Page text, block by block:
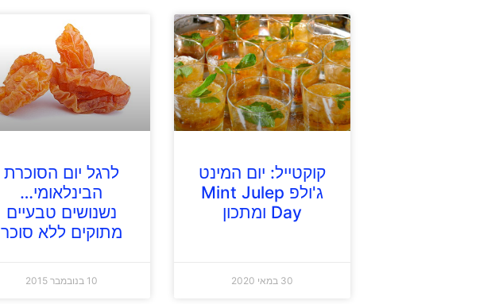
קוקטייל: יום המינט
ג'ולפ Mint Julep
Day ומתכון
30 במאי 2020
לרגל יום הסוכרת
הבינלאומי…
נשנושים טבעיים
מתוקים ללא סוכר
10 בנובמבר 2015